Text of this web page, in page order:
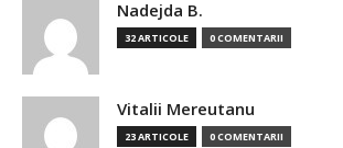
Nadejda B.
32 ARTICOLE 0 COMENTARII
Vitalii Mereutanu
23 ARTICOLE 0 COMENTARII